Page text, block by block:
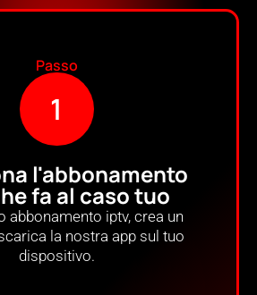
Passo
1
l'abbonamento
fa al caso tuo
abbonamento iptv, crea un
la nostra app sul tuo
dispositivo.